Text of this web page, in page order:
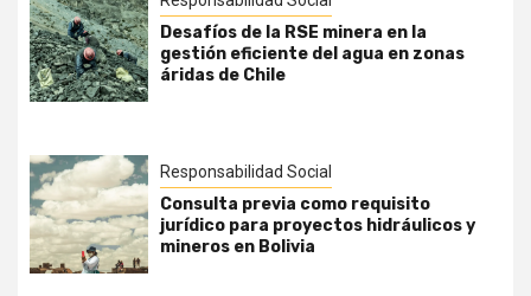
Desafíos de la RSE minera en la
gestión eficiente del agua en zonas
áridas de Chile
Responsabilidad Social
Consulta previa como requisito
jurídico para proyectos hidráulicos y
mineros en Bolivia